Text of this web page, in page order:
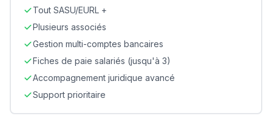
Tout SASU/EURL +
Plusieurs associés
Gestion multi-comptes bancaires
Fiches de paie salariés (jusqu'à 3)
Accompagnement juridique avancé
Support prioritaire